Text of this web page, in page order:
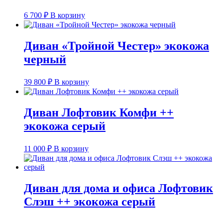
6 700 ₽ В корзину
Диван «Тройной Честер» экокожа
черный
39 800 ₽ В корзину
Диван Лофтовик Комфи ++
экокожа серый
11 000 ₽ В корзину
Диван для дома и офиса Лофтовик
Слэш ++ экокожа серый